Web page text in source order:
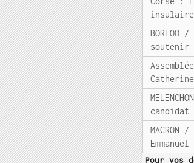
soutenir
candidat
Pour vos